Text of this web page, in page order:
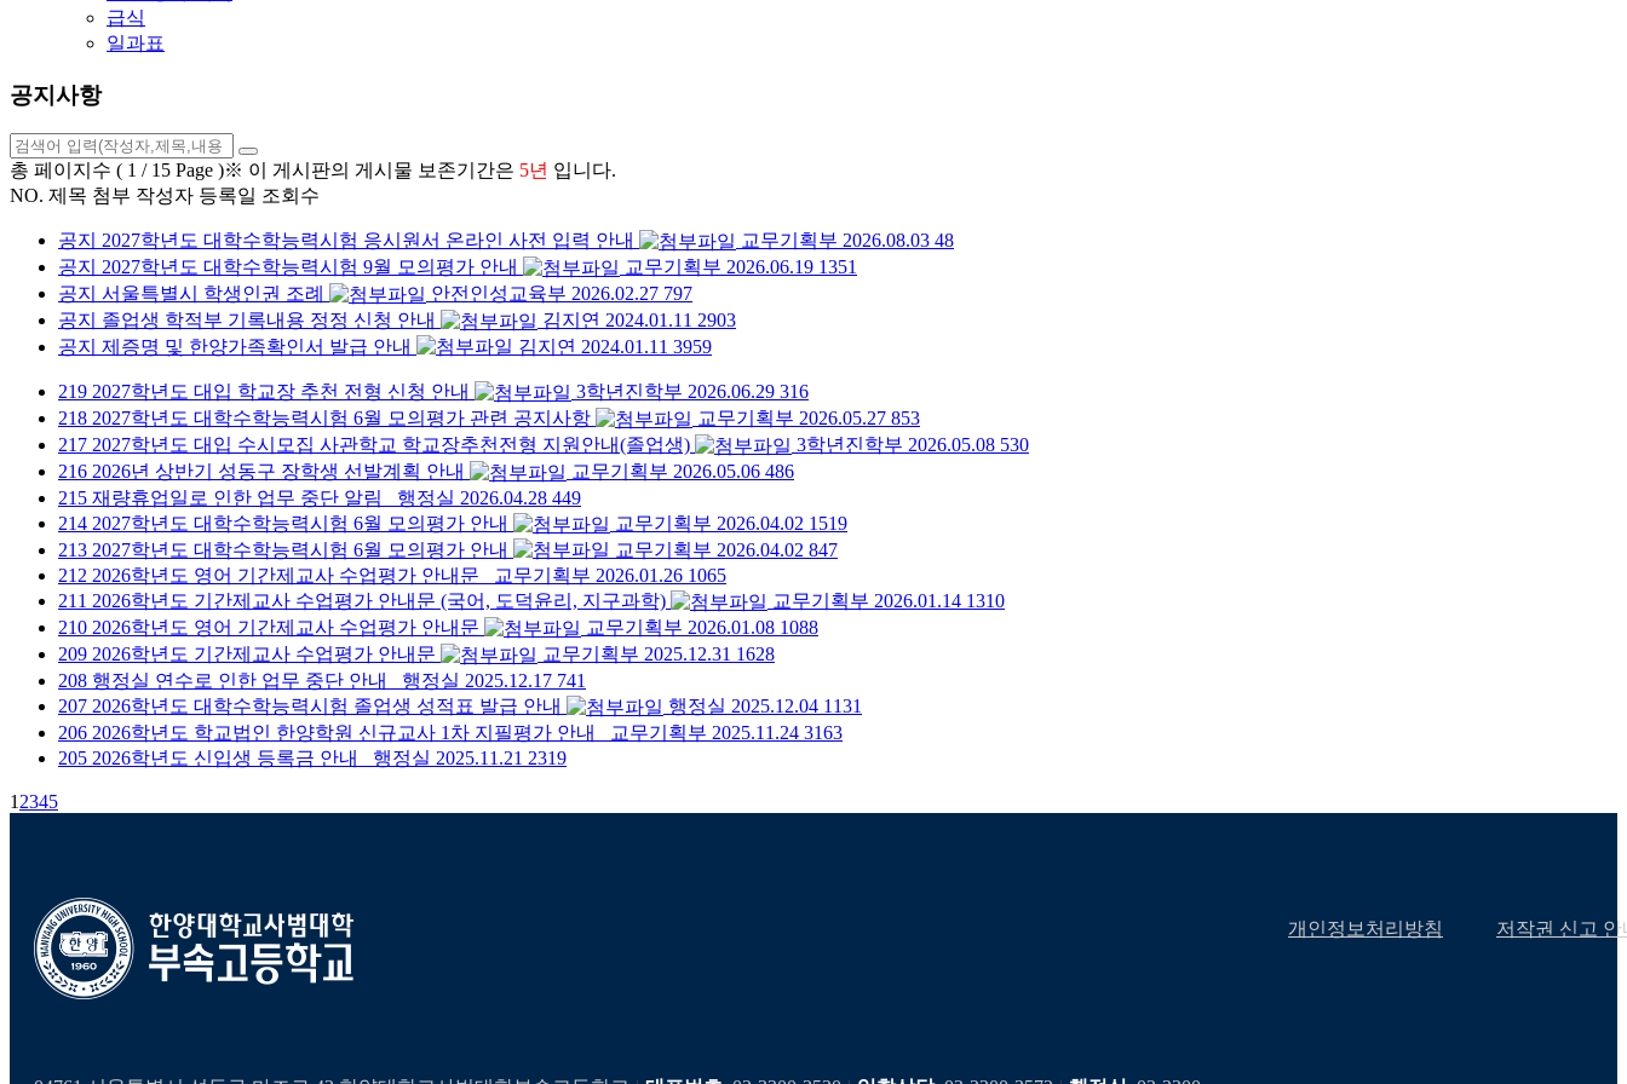
급식
일과표
공지사항
총 페이지수 ( 1 / 15 Page )※ 이 게시판의 게시물 보존기간은 5년 입니다.
NO. 제목 첨부 작성자 등록일 조회수
공지 2027학년도 대학수학능력시험 응시원서 온라인 사전 입력 안내 교무기획부 2026.08.03 48
공지
2027학년도 대학수학능력시험 9월 모의평가 안내 교무기획부 2026.06.19 1351
공지 서울특별시 학생인권 조례 안전인성교육부 2026.02.27 797
공지
졸업생 학적부 기록내용 정정 신청 안내 김지연 2024.01.11 2903
공지 제증명 및 한양가족확인서 발급 안내 김지연 2024.01.11 3959
219 2027학년도 대입 학교장 추천 전형 신청 안내 3학년진학부 2026.06.29 316
218 2027학년도 대학수학능력시험 6월 모의평가 관련 공지사항 교무기획부 2026.05.27 853
217 2027학년도 대입 수시모집 사관학교 학교장추천전형 지원안내(졸업생) 3학년진학부 2026.05.08 530
216 2026년 상반기 성동구 장학생 선발계획 안내 교무기획부 2026.05.06 486
215 재량휴업일로 인한 업무 중단 알림 행정실 2026.04.28 449
214 2027학년도 대학수학능력시험 6월 모의평가 안내 교무기획부 2026.04.02 1519
213 2027학년도 대학수학능력시험 6월 모의평가 안내 교무기획부 2026.04.02 847
212 2026학년도 영어 기간제교사 수업평가 안내문 교무기획부 2026.01.26 1065
211 2026학년도 기간제교사 수업평가 안내문 (국어, 도덕윤리, 지구과학) 교무기획부 2026.01.14 1310
210 2026학년도 영어 기간제교사 수업평가 안내문 교무기획부 2026.01.08 1088
209 2026학년도 기간제교사 수업평가 안내문 교무기획부 2025.12.31 1628
208 행정실 연수로 인한 업무 중단 안내 행정실 2025.12.17 741
207 2026학년도 대학수학능력시험 졸업생 성적표 발급 안내 행정실 2025.12.04 1131
206 2026학년도 학교법인 한양학원 신규교사 1차 지필평가 안내 교무기획부 2025.11.24 3163
205 2026학년도 신입생 등록금 안내 행정실 2025.11.21 2319
1 2345
개인정보처리방침 저작권 신고 안